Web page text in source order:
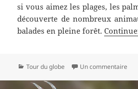
si vous aimez les plages, les
découverte de nombreux
balades en pleine forêt.
Catégories
Tour du globe Un commentaire